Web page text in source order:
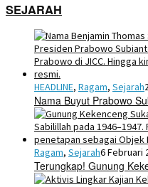
SEJARAH
HEADLINE, Ragam, Sejarah
Nama Buyut Prabowo
Ragam, Sejarah6 Februari
Terungkap! Gunung